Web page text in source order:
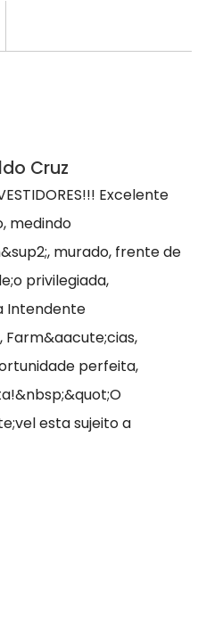
Cruz
Excelente
medindo
murado, frente de
privilegiada,
Intendente
Farm&aacute;cias,
perfeita,
esta sujeito a